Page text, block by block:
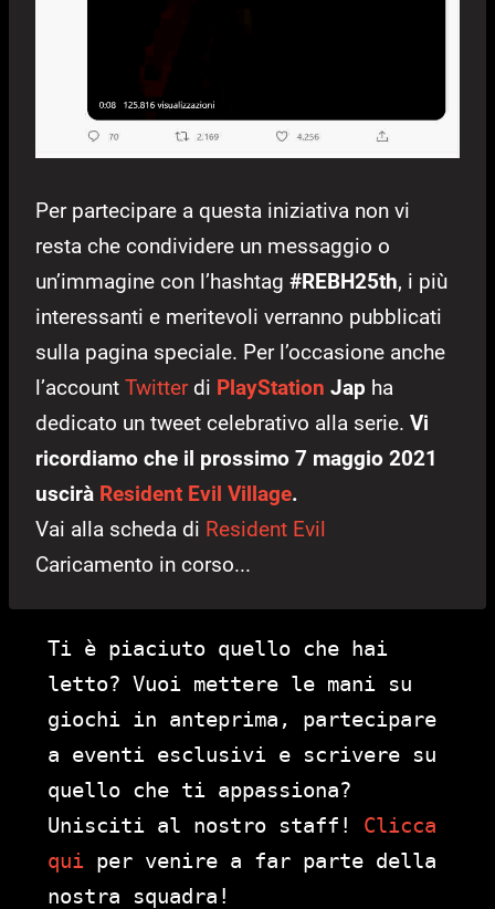
Per partecipare a questa iniziativa non vi
resta che condividere un messaggio o
un’immagine con l’hashtag #REBH25th, i più
interessanti e meritevoli verranno pubblicati
sulla pagina speciale. Per l’occasione anche
l’account Twitterdi PlayStation Jap ha
dedicato un tweet celebrativo alla serie. Vi
ricordiamo che il prossimo 7 maggio 2021
uscirà Resident Evil Village.
Vai alla scheda di Resident Evil
Caricamento in corso...
Ti è piaciuto quello che hai
letto? Vuoi mettere le mani su
giochi in anteprima, partecipare
a eventi esclusivi e scrivere su
quello che ti appassiona?
Unisciti al nostro staff! Clicca
qui per venire a far parte della
nostra squadra!